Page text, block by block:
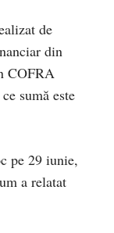
de
din
COFRA
sumă este
pe 29 iunie,
a relatat